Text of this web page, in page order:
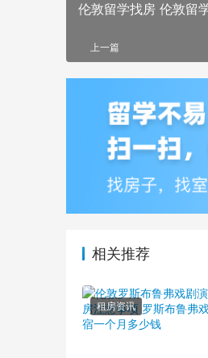
伦敦留学找房 伦敦留
上一篇
相关推荐
租房资讯